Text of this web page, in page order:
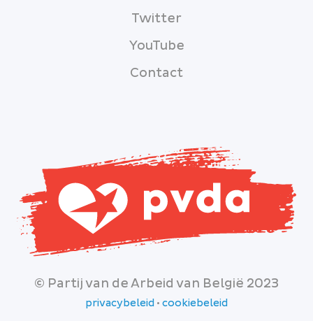
Twitter
YouTube
Contact
© Partij van de Arbeid van België 2023
privacybeleid • cookiebeleid